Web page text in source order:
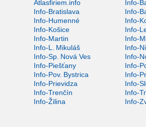
Atlasfiriem.info
Info-
Info-Bratislava
Info-
Info-Humenné
Info-
Info-Košice
Info-
Info-Martin
Info-
Info-L. Mikuláš
Info-
Info-Sp. Nová Ves
Info-
Info-Piešťany
Info-
Info-Pov. Bystrica
Info-
Info-Prievidza
Info-
Info-Trenčín
Info-
Info-Žilina
Info-